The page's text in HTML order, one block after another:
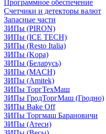
Программное обеспечение
Счетчики и детекторы валют
Запасные части
ЗИПы (PIRON)
ЗИПы (ICE TECH)
ЗИПы (Resto Italia)
ЗИПы (Kopa)
ЗИПы (Беларусь)
ЗИПы (MACH)
ЗИПы (Amitek)
ЗИПы ТоргТехМаш
ЗИПы ГродТоргМаш (Гродно)
ЗИПы Bake Off
ЗИПы Торгмаш Барановичи
ЗИПы (Атеси)